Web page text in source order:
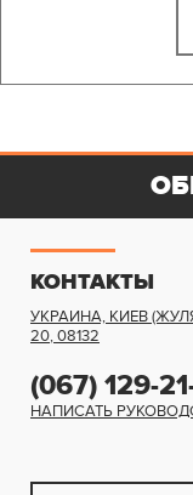
КОНТАКТЫ
УКРАИНА, КИЕВ
20,08132
(067) 129-
НАПИСАТЬ